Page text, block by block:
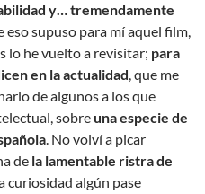
y… tremendamente
eso supuso para mí aquel film,
lo he vuelto a revisitar; para
en la actualidad, que me
de algunos a los que
sobreuna especie de
. No volví a picar
de la lamentable ristra de
curiosidad algún pase